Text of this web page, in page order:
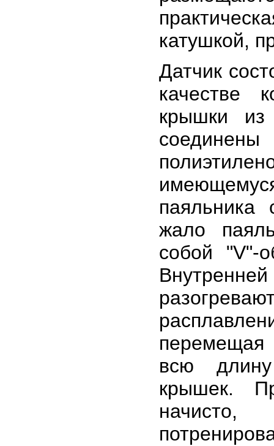
катушкой,
Датчик
качестве
крышки из
паяльника
жало
собой "V"-
перемещая
всю длину
крышек.